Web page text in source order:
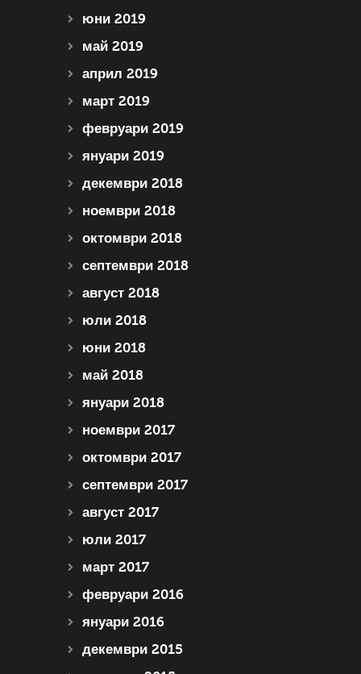
юни 2019
май 2019
април 2019
март 2019
февруари 2019
януари 2019
декември 2018
ноември 2018
октомври 2018
септември 2018
август 2018
юли 2018
юни 2018
май 2018
януари 2018
ноември 2017
октомври 2017
септември 2017
август 2017
юли 2017
март 2017
февруари 2016
януари 2016
декември 2015